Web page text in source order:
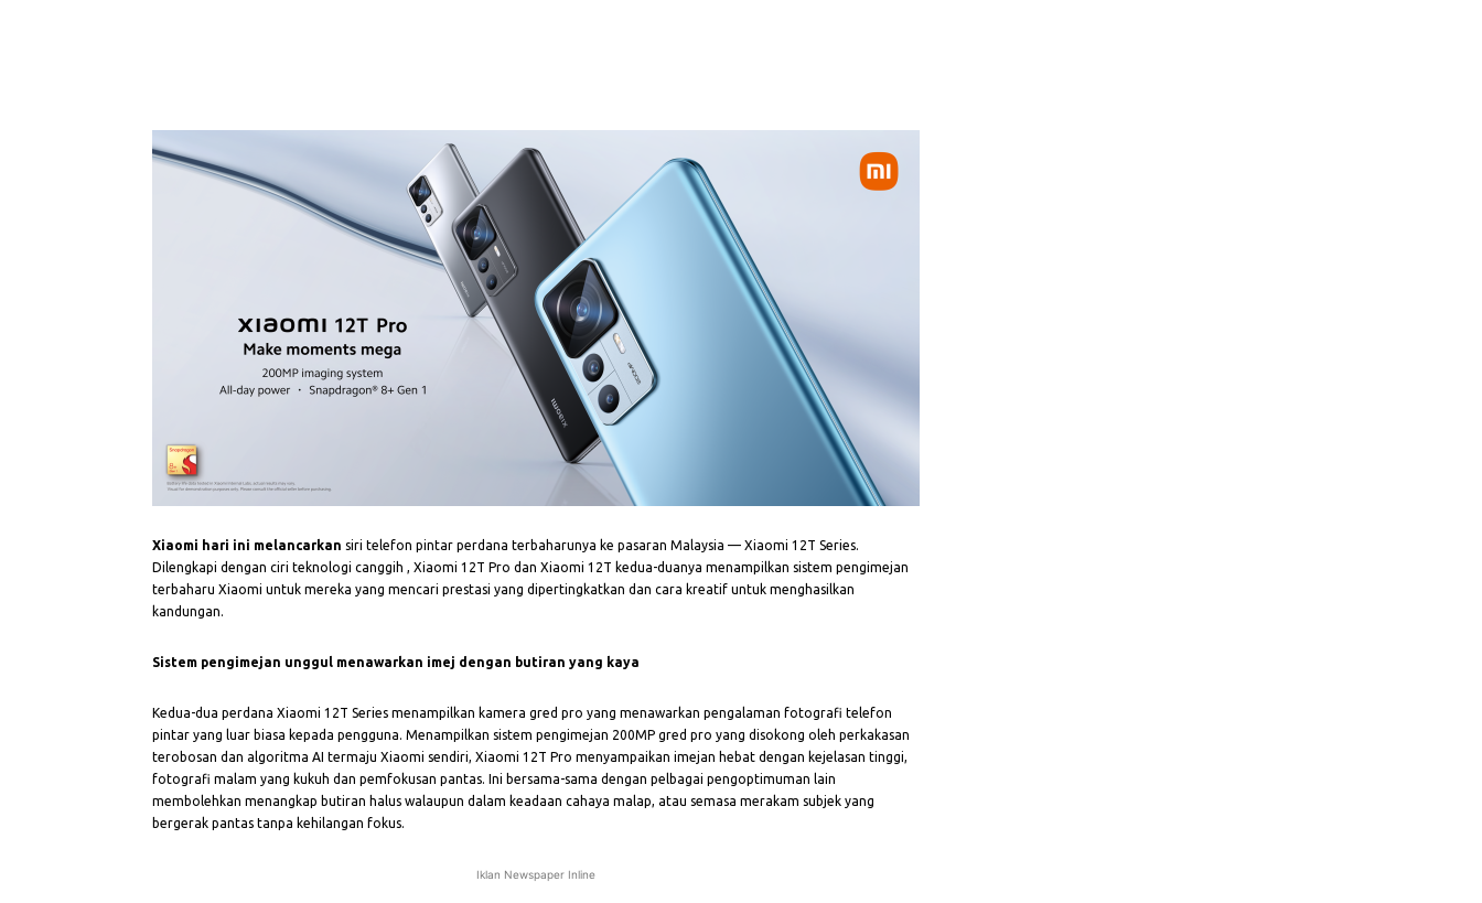
Xiaomi hari ini melancarkan siri telefon pintar perdana terbaharunya ke pasaran Malaysia — Xiaomi 12T Series.
Dilengkapi dengan ciri teknologi canggih , Xiaomi 12T Pro dan Xiaomi 12T kedua-duanya menampilkan sistem pengimejan
terbaharu Xiaomi untuk mereka yang mencari prestasi yang dipertingkatkan dan cara kreatif untuk menghasilkan
kandungan.
Sistem pengimejan unggul menawarkan imej dengan butiran yang kaya
Kedua-dua perdana Xiaomi 12T Series menampilkan kamera gred pro yang menawarkan pengalaman fotografi telefon
pintar yang luar biasa kepada pengguna. Menampilkan sistem pengimejan 200MP gred pro yang disokong oleh perkakasan
terobosan dan algoritma AI termaju Xiaomi sendiri, Xiaomi 12T Pro menyampaikan imejan hebat dengan kejelasan tinggi,
fotografi malam yang kukuh dan pemfokusan pantas. Ini bersama-sama dengan pelbagai pengoptimuman lain
membolehkan menangkap butiran halus walaupun dalam keadaan cahaya malap, atau semasa merakam subjek yang
bergerak pantas tanpa kehilangan fokus.
Iklan Newspaper Inline